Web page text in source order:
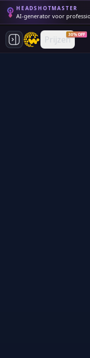
HEADSHOTMASTER
AI-generator voor
Prijzen30% OFF